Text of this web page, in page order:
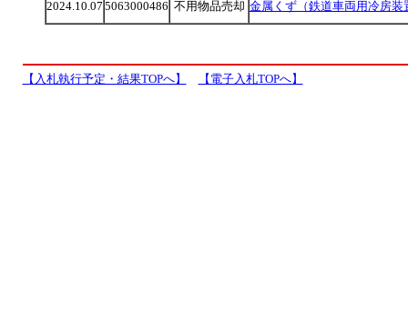
2024.10.07 5063000486 不用物品売却 金属くず（鉄道車両用冷房装
【入札執行予定・結果TOPへ】 【電子入札TOPへ】